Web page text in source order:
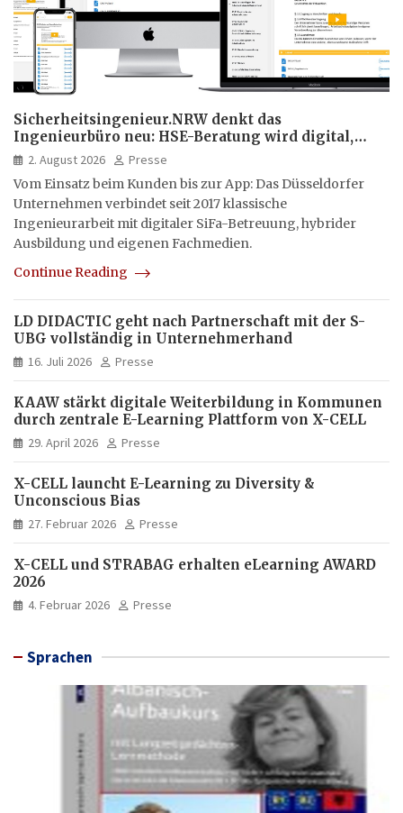
Sicherheitsingenieur.NRW denkt das
Ingenieurbüro neu: HSE-Beratung wird digital,
hybrid und multimedial
2. August 2026
Presse
Vom Einsatz beim Kunden bis zur App: Das Düsseldorfer
Unternehmen verbindet seit 2017 klassische
Ingenieurarbeit mit digitaler SiFa-Betreuung, hybrider
Ausbildung und eigenen Fachmedien.
Continue Reading
LD DIDACTIC geht nach Partnerschaft mit der S-
UBG vollständig in Unternehmerhand
16. Juli 2026 Presse
KAAW stärkt digitale Weiterbildung in Kommunen
durch zentrale E-Learning Plattform von X-CELL
29. April 2026 Presse
X-CELL launcht E-Learning zu Diversity &
Unconscious Bias
27. Februar 2026 Presse
X-CELL und STRABAG erhalten eLearning AWARD
2026
4. Februar 2026 Presse
Sprachen